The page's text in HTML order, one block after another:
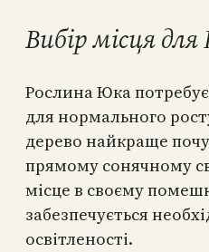
Вибір місця
Рослина Юка потребує
для нормального
дерево найкраще
прямому сонячному
місце в своєму
забезпечується
освітленості.